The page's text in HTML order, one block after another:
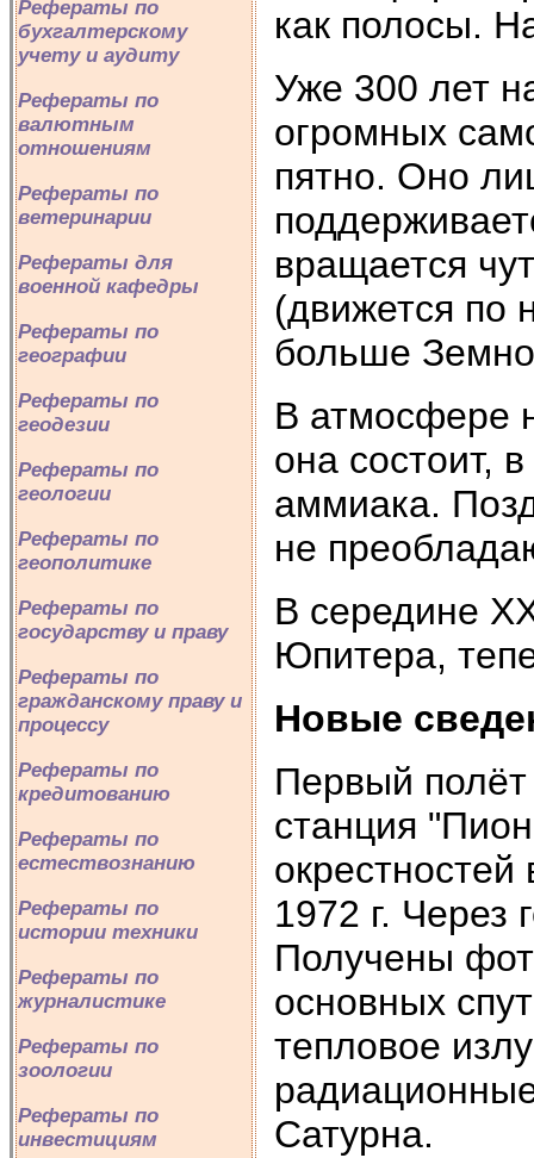
Рефераты по
бухгалтерскому
учету и аудиту
Рефераты по
валютным
отношениям
Рефераты по
ветеринарии
Рефераты для
военной кафедры
Рефераты по
географии
Рефераты по
геодезии
Рефераты по
геологии
Рефераты по
геополитике
Рефераты по
государству и праву
Рефераты по
гражданскому праву и
процессу
Рефераты по
кредитованию
Рефераты по
естествознанию
Рефераты по
истории техники
Рефераты по
журналистике
Рефераты по
зоологии
Рефераты по
инвестициям
как полосы.
Уже 300 лет
огромных
пятно. Оно
вращается
(движется по
больше
В атмосфере
она состоит,
аммиака.
не
В середине
Юпитера,
Новые
Первый
станция
окрестностей
1972 г. Через
Получены
основных
тепловое
Сатурна.